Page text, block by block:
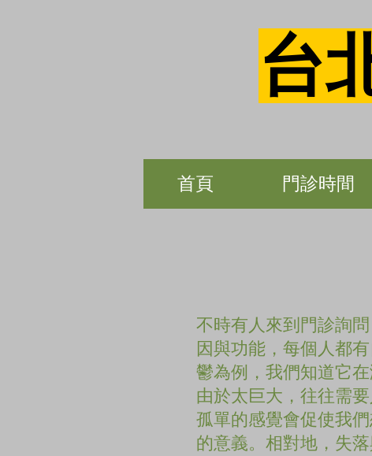
台
首頁 門診時間
不時有人來到門診詢
因與功能，每個人都
鬱為例，我們知道它
由於太巨大，往往需
孤單的感覺會促使我
的意義。相對地，失